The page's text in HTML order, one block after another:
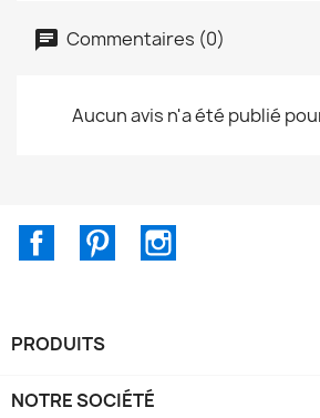
Commentaires (0)
Aucun avis n'a été publié
FacebookPinterest
PRODUITS
NOTRE SOCIÉTÉ